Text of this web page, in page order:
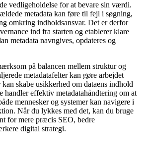
vedligeholdelse for at bevare sin værdi.
metadata kan føre til fejl i søgning,
omkring indholdsansvar. Det er derfor
ind fra starten og etablerer klare
metadata navngives, opdateres og
på balancen mellem struktur og
metadatafelter kan gøre arbejdet
skabe usikkerhed om dataens indhold
handler effektiv metadatahåndtering om at
mennesker og systemer kan navigere i
Når du lykkes med det, kan du bruge
for mere præcis SEO, bedre
digital strategi.